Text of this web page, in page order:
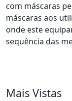
com máscaras
máscaras aos
onde este
sequência das
Mais Vistas